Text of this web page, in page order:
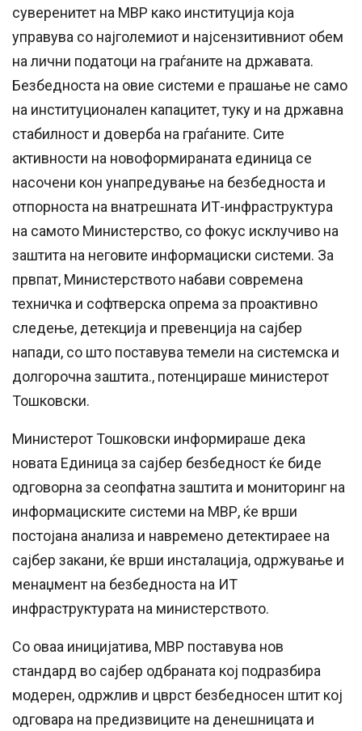
суверенитет на МВР како институција која
управува со најголемиот и најсензитивниот обем
на лични податоци на граѓаните на државата.
Безбедноста на овие системи е прашање не само
на институционален капацитет, туку и на државна
стабилност и доверба на граѓаните. Сите
активности на новоформираната единица се
насочени кон унапредување на безбедноста и
отпорноста на внатрешната ИТ-инфраструктура
на самото Министерство, со фокус исклучиво на
заштита на неговите информациски системи. За
првпат, Министерството набави современа
техничка и софтверска опрема за проактивно
следење, детекција и превенција на сајбер
напади, со што поставува темели на системска и
долгорочна заштита., потенцираше министерот
Тошковски.
Министерот Тошковски информираше дека
новата Единица за сајбер безбедност ќe биде
одговорна за сеопфатна заштита и мониторинг на
информациските системи на МВР, ќе врши
постојана анализа и навремено детектираее на
сајбер закани, ќе врши инсталација, одржување и
менаџмент на безбедноста на ИТ
инфраструктурата на министерството.
Со оваа иницијатива, МВР поставува нов
стандард во сајбер одбраната кој подразбира
модерен, одржлив и цврст безбедносен штит кој
одговара на предизвиците на денешницата и